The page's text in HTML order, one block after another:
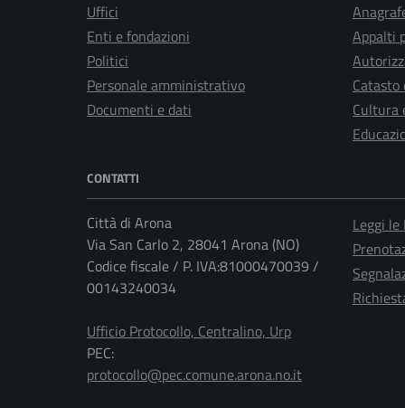
Uffici
Enti e fondazioni
Politici
Personale amministrativo
Documenti e dati
Appalti
Cultura
CONTATTI
Città di Arona
Via San Carlo 2, 28041 Arona (NO)
Codice fiscale / P. IVA:81000470039 /
00143240034
Ufficio Protocollo, Centralino, Urp
PEC:
protocollo@pec.comune.arona.no.it
Leggi le